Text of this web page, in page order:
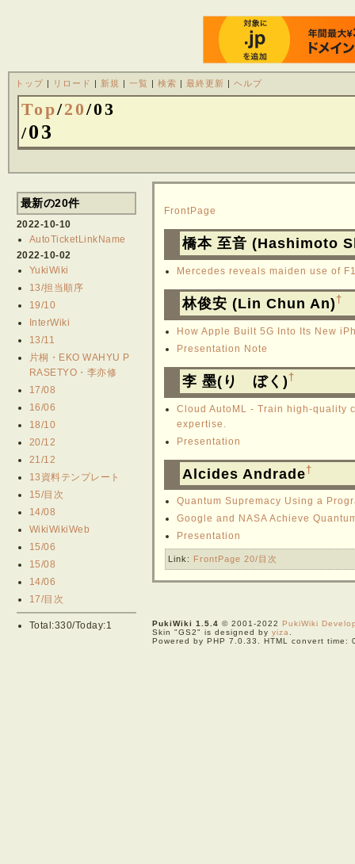
トップ | リロード | 新規 | 一覧 | 検索 | 最終更新 | ヘルプ
Top/20/03
/03
最新の20件
2022-10-10
AutoTicketLinkName
2022-10-02
YukiWiki
13/担当順序
19/10
InterWiki
13/11
片桐・EKO WAHYU P
RASETYO・李亦修
17/08
16/06
18/10
20/12
21/12
13資料テンプレート
15/目次
14/08
WikiWikiWeb
15/06
15/08
14/06
17/目次
Total:330/Today:1
FrontPage
橋本 至音 (Hashimoto
Mercedes reveals maiden use of
林俊安 (Lin Chun An) †
How Apple Built 5G Into Its New
Presentation Note
李 墨(り ぼく) †
Cloud AutoML - Train high-quality
expertise.
Presentation
Alcides Andrade†
Quantum Supremacy Using a
Google and NASA Achieve
Presentation
Link: FrontPage 20/目次
PukiWiki 1.5.4 © 2001-2022 PukiWiki
Skin "GS2" is designed byyiza
Powered by PHP 7.0.33. HTML convert time: